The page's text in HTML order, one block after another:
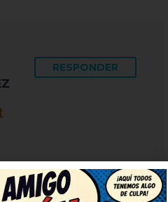
RESPONDER
me ha dejado
tremenda.